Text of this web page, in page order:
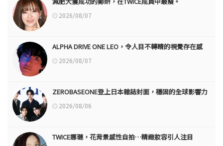
2026/08/07
ALPHA DRIVE ONE LEO，令人目不轉睛的視覺存在感
2026/08/07
ZEROBASEONE登上日本雜誌封面，穩固的全球影響力
2026/08/06
TWICE娜璉，花背景感性自拍…精緻妝容引人注目